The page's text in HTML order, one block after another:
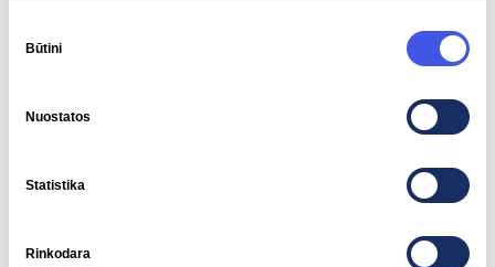
pasirinkimas
Būtini
Nuostatos
Statistika
Rinkodara
vartojimas atšilus orams. Vis dėlto, rinka išliks jautri
tarpvalstybinių jungčių prieinamumui, vėjo generacijos
svyravimams ir hidrologinei situacijai Skandinavijoje.
Tikėtina, kad vasaros laikotarpiu rinkoje toliau ryškės
aukštesnių vakare.